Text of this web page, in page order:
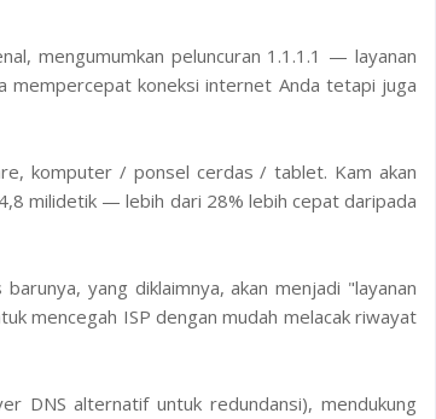
mengumumkan peluncuran 1.1.1.1 — layanan
mempercepat koneksi internet Anda tetapi juga
komputer / ponsel cerdas / tablet. Kam akan
milidetik — lebih dari 28% lebih cepat daripada
yang diklaimnya, akan menjadi "layanan
mencegah ISP dengan mudah melacak riwayat
DNS alternatif untuk redundansi), mendukung